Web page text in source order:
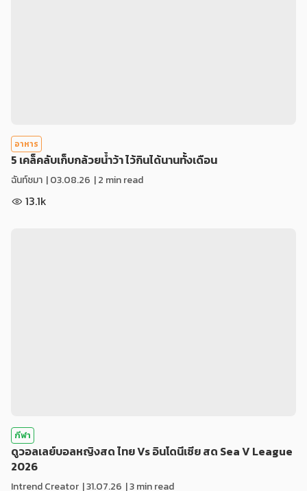
อาหาร
5 เคล็คลับเก็บกล้วยน้ำว้า ไว้กินได้นานทั้งเดือน
ฉันท์ชมา |03.08.26 | 2 min read
13.1k
กีฬา
ดูวอลเลย์บอลหญิงสด ไทย Vs อินโดนีเซีย สด Sea V League
2026
Intrend Creator |31.07.26 | 3 min read